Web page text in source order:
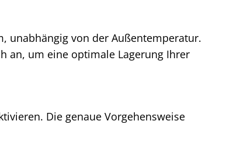
unabhängig von der Außentemperatur.
an, um eine optimale Lagerung Ihrer
Die genaue Vorgehensweise